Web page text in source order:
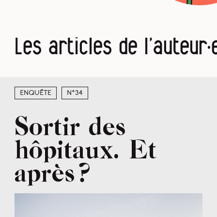
Les articles de
Enquête N°34
Sortir des
hôpitaux. Et
après ?